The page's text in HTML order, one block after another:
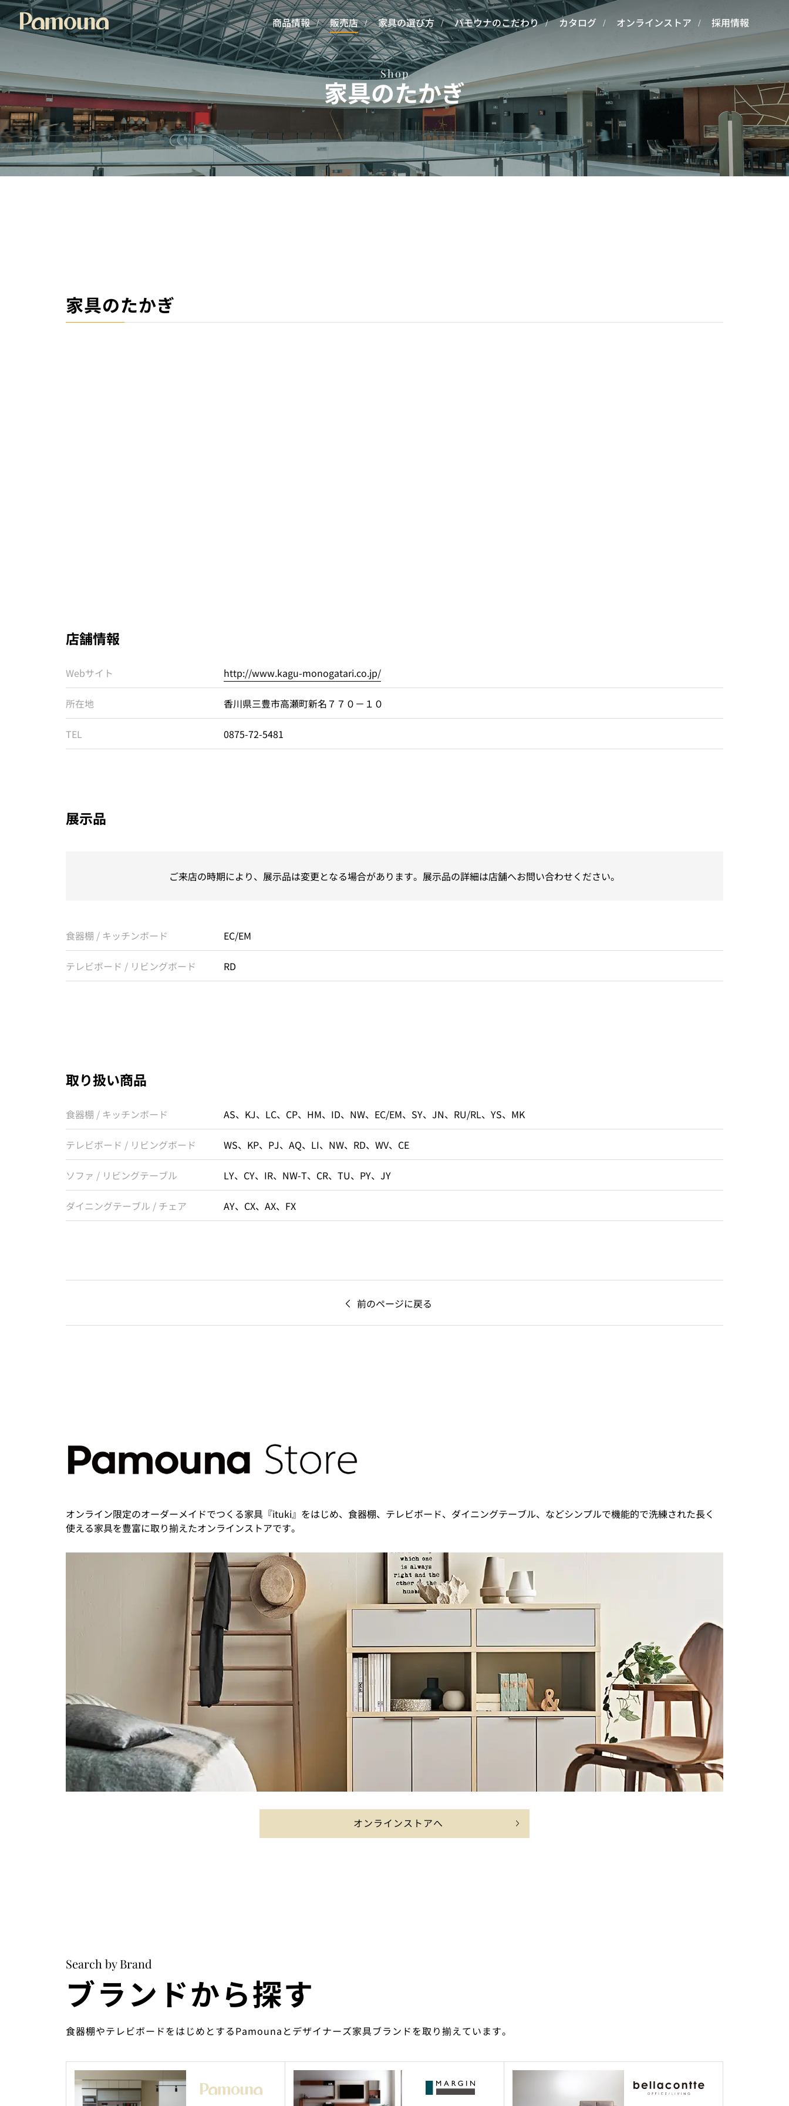
商品情報 販売店 家具の選び方 パモウナのこだわり カタログ オンラインストア 採用情報
Shop
家具のたかぎ
家具のたかぎ
店舗情報
Webサイト http://www.kagu-monogatari.co.jp/
所在地 香川県三豊市高瀬町新名７７０－１０
TEL 0875-72-5481
展示品
ご来店の時期により、展示品は変更となる場合があります。展示品の詳細は店舗へお問い合わせください。
食器棚 / キッチンボード EC/EM
テレビボード / リビングボード RD
取り扱い商品
食器棚 / キッチンボード AS、KJ、LC、CP、HM、ID、NW、EC/EM、SY、JN、RU/RL、YS、MK
テレビボード / リビングボード WS、KP、PJ、AQ、LI、NW、RD、WV、CE
ソファ / リビングテーブル LY、CY、IR、NW-T、CR、TU、PY、JY
ダイニングテーブル / チェア AY、CX、AX、FX
前のページに戻る
オンライン限定のオーダーメイドでつくる家具『ituki』をはじめ、食器棚、テレビボード、ダイニングテーブル、などシンプルで機能的で洗練された長く
使える家具を豊富に取り揃えたオンラインストアです。
オンラインストアへ
Search by Brand
ブランドから探す
食器棚やテレビボードをはじめとするPamounaとデザイナーズ家具ブランドを取り揃えています。